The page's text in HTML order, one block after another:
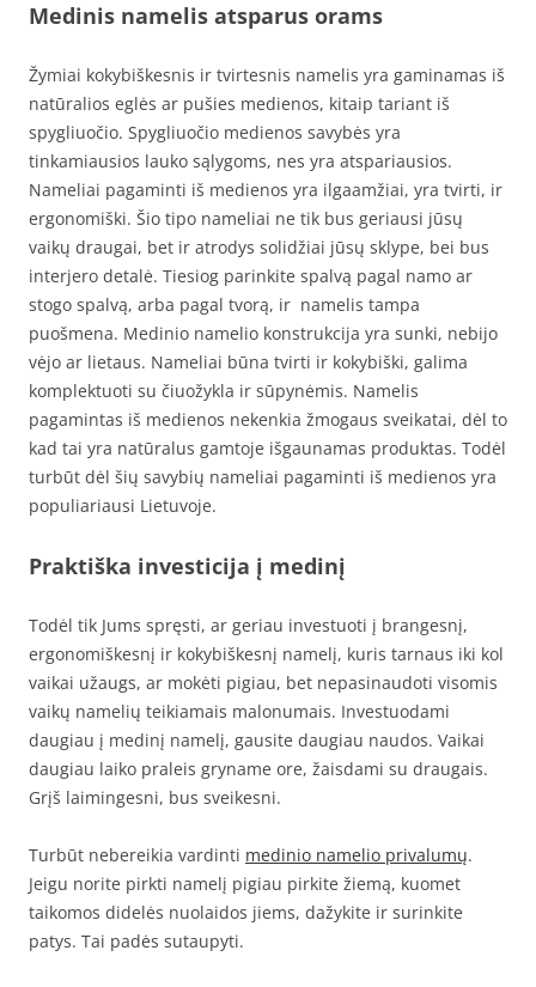
Medinis namelis atsparus orams
Žymiai kokybiškesnis ir tvirtesnis namelis yra gaminamas iš
natūralios eglės ar pušies medienos, kitaip tariant iš
spygliuočio. Spygliuočio medienos savybės yra
tinkamiausios lauko sąlygoms, nes yra atspariausios.
Nameliai pagaminti iš medienos yra ilgaamžiai, yra tvirti, ir
ergonomiški. Šio tipo nameliai ne tik bus geriausi jūsų
vaikų draugai, bet ir atrodys solidžiai jūsų sklype, bei bus
interjero detalė. Tiesiog parinkite spalvą pagal namo ar
stogo spalvą, arba pagal tvorą, ir namelis tampa
puošmena. Medinio namelio konstrukcija yra sunki, nebijo
vėjo ar lietaus. Nameliai būna tvirti ir kokybiški, galima
komplektuoti su čiuožykla ir sūpynėmis. Namelis
pagamintas iš medienos nekenkia žmogaus sveikatai, dėl to
kad tai yra natūralus gamtoje išgaunamas produktas. Todėl
turbūt dėl šių savybių nameliai pagaminti iš medienos yra
populiariausi Lietuvoje.
Praktiška investicija į medinį
Todėl tik Jums spręsti, ar geriau investuoti į brangesnį,
ergonomiškesnį ir kokybiškesnį namelį, kuris tarnaus iki kol
vaikai užaugs, ar mokėti pigiau, bet nepasinaudoti visomis
vaikų namelių teikiamais malonumais. Investuodami
daugiau į medinį namelį, gausite daugiau naudos. Vaikai
daugiau laiko praleis gryname ore, žaisdami su draugais.
Grįš laimingesni, bus sveikesni.
Turbūt nebereikia vardinti medinio namelio privalumų.
Jeigu norite pirkti namelį pigiau pirkite žiemą, kuomet
taikomos didelės nuolaidos jiems, dažykite ir surinkite
patys. Tai padės sutaupyti.